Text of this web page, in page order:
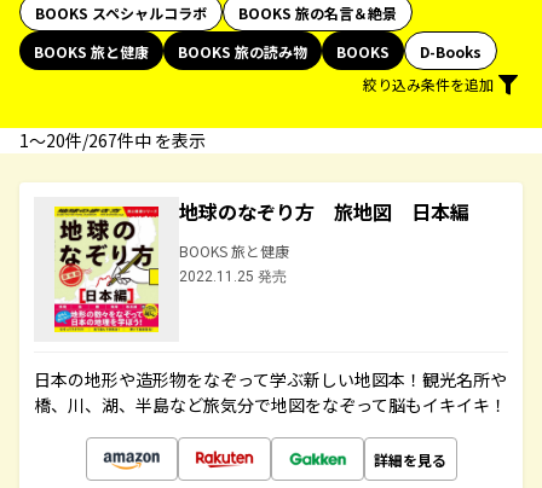
BOOKS スペシャルコラボ
BOOKS 旅の名言＆絶景
BOOKS 旅と健康
BOOKS 旅の読み物 BOOKS
D-Books
絞り込み条件を追加
1〜20件/267件中 を表示
地球のなぞり方 旅地図 日本編
BOOKS 旅と健康
2022.11.25 発売
日本の地形や造形物をなぞって学ぶ新しい地図本！観光名所や
橋、川、湖、半島など旅気分で地図をなぞって脳もイキイキ！
詳細を見る